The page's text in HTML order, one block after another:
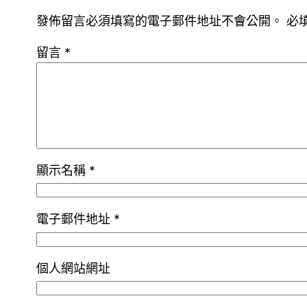
發佈留言必須填寫的電子郵件地址不會公開。 必
留言 *
顯示名稱 *
電子郵件地址 *
個人網站網址